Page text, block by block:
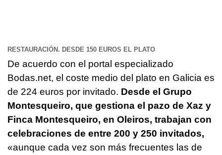
RESTAURACIÓN. DESDE 150 EUROS EL PLATO
De acuerdo con el portal especializado
Bodas.net, el coste medio del plato en Galicia es
de 224 euros por invitado. Desde el Grupo
Montesqueiro, que gestiona el pazo de Xaz y
Finca Montesqueiro, en Oleiros, trabajan con
celebraciones de entre 200 y 250 invitados,
«aunque cada vez son más frecuentes las de